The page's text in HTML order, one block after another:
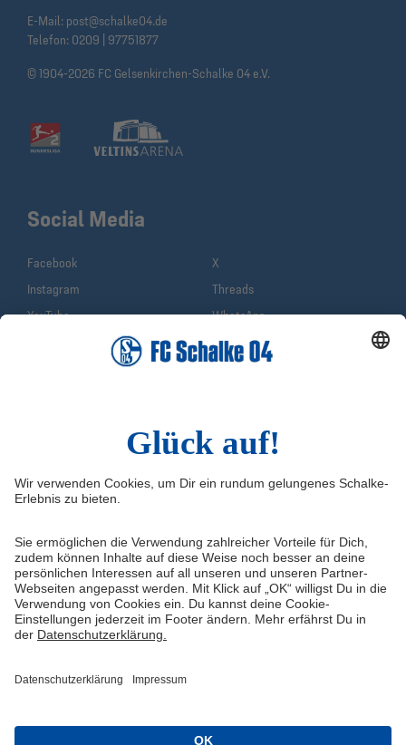
E-Mail: post@schalke04.de
Telefon: 0209 | 97751877
© 1904-2026 FC Gelsenkirchen-Schalke 04 e.V.
Service & Kontakt
Erklärung zur Barrierefreiheit
Medienportal
Datenschutz
Haftungsausschluss
Tickets
VELTINS-Arena
Knappenschmiede
ERWIN buchen
Social Media
Facebook
X
Instagram
Threads
YouTube
WhatsApp
Sina Weibo